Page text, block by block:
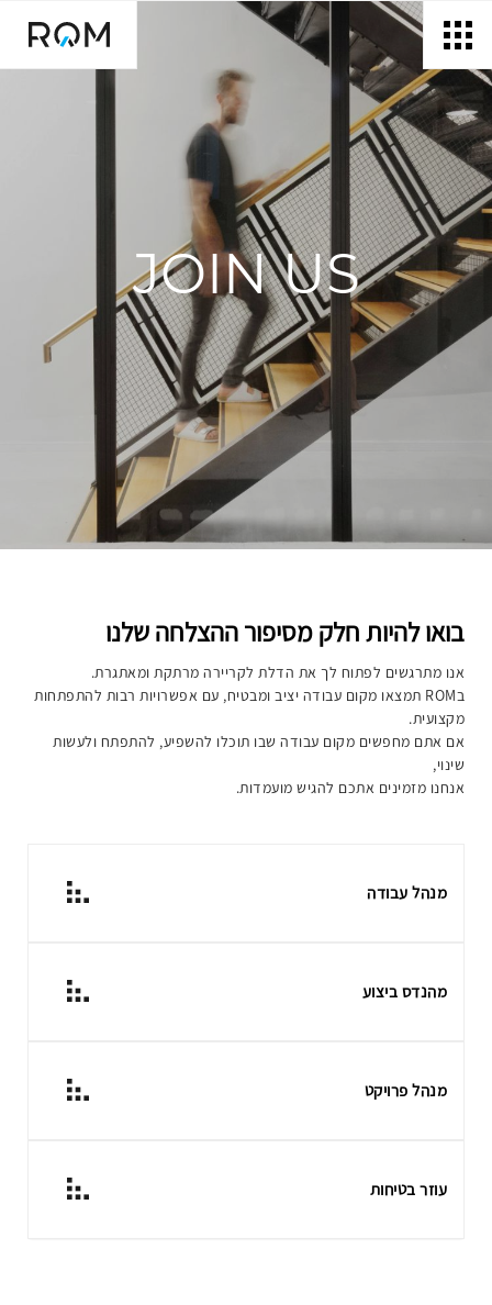
דלג לסרגל הניווט
דלג לתוכן
JOIN US
בואו להיות חלק מסיפור ההצלחה שלנו
אנו מתרגשים לפתוח לך את הדלת לקריירה מרתקת ומאתגרת.
בROM תמצאו מקום עבודה יציב ומבטיח, עם אפשרויות רבות להתפתחות
מקצועית.
אם אתם מחפשים מקום עבודה שבו תוכלו להשפיע, להתפתח ולעשות
שינוי,
אנחנו מזמינים אתכם להגיש מועמדות.
מנהל עבודה
מהנדס ביצוע
מנהל פרויקט
עוזר בטיחות